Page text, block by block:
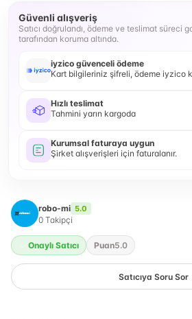
Güvenli alışveriş
Satıcı doğrulandı, ödeme ve teslimat süreci
tarafından koruma altında.
iyzico güvenceli ödeme
Kart bilgileriniz şifreli, ödeme iyzico
Hızlı teslimat
Tahmini yarın kargoda
Kurumsal faturaya uygun
Şirket alışverişleri için faturalanır.
robo-mi 5.0
0 Takipçi
Onaylı Satıcı Puan5.0
Satıcıya Soru Sor